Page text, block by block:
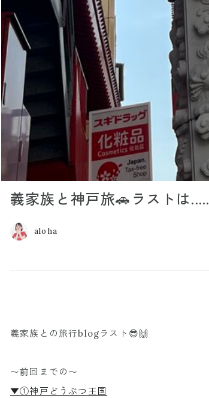
義家族と神戸旅🚗ラストは.....
aloha
義家族との旅行blogラスト😎🙌
〜前回までの〜
▼①神戸どうぶつ王国